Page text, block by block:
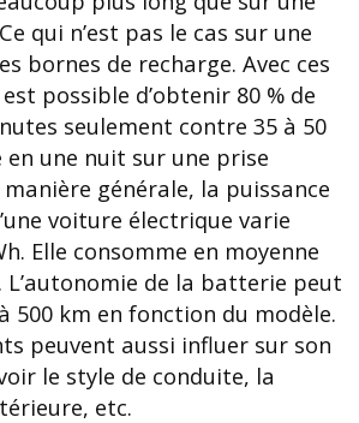
qui n’est pas le cas sur une
bornes de recharge. Avec ces
possible d’obtenir 80 % de
seulement contre 35 à 50
en une nuit sur une prise
manière générale, la puissance
voiture électrique varie
Elle consomme en moyenne
L’autonomie de la batterie peut
500 km en fonction du modèle.
peuvent aussi influer sur son
le style de conduite, la
etc.